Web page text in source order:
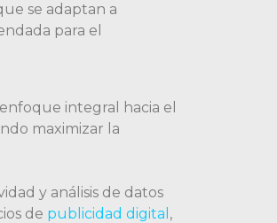
se adaptan a
para el
integral hacia el
maximizar la
y análisis de datos
de publicidad digital ,